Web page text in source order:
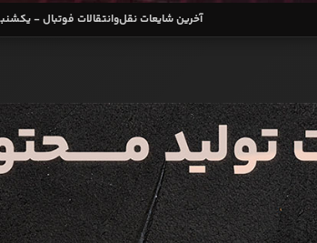
آخرین شایعات نقل‌وانتقالات فوتبال - یکشنبه ۱۲